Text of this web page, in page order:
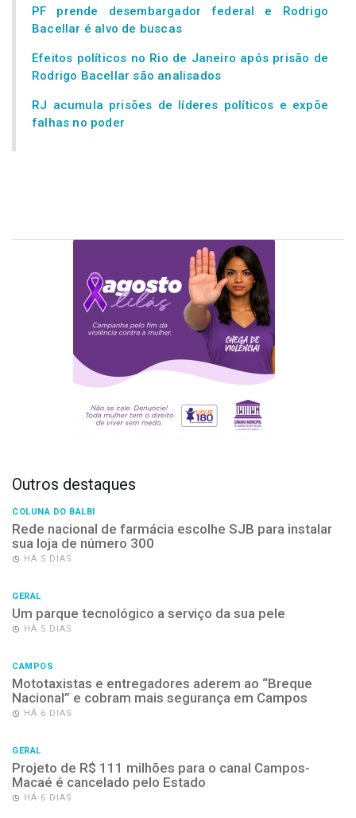
PF prende desembargador federal e Rodrigo
Bacellar é alvo de buscas
Efeitos políticos no Rio de Janeiro após prisão de
Rodrigo Bacellar são analisados
RJ acumula prisões de líderes políticos e expõe
falhas no poder
Outros destaques
COLUNA DO BALBI
Rede nacional de farmácia escolhe SJB para instalar
sua loja de número 300
HÁ 5 DIAS
GERAL
Um parque tecnológico a serviço da sua pele
HÁ 5 DIAS
CAMPOS
Mototaxistas e entregadores aderem ao “Breque
Nacional” e cobram mais segurança em Campos
HÁ 6 DIAS
GERAL
Projeto de R$ 111 milhões para o canal Campos-
Macaé é cancelado pelo Estado
HÁ 6 DIAS